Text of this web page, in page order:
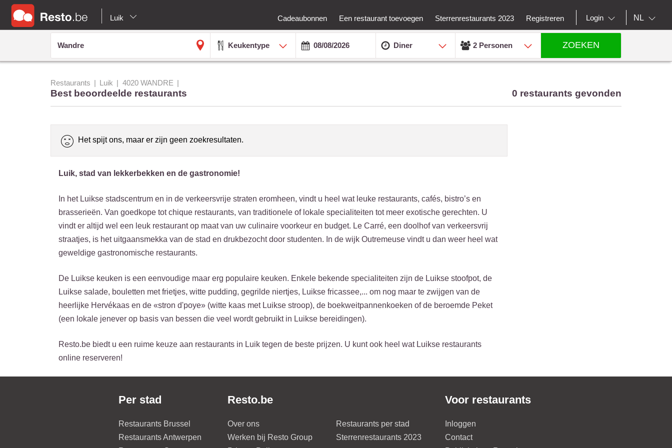
Luik Cadeaubonnen Een restaurant toevoegen Sterrenrestaurants 2023 Registreren Login NL
Keukentype Diner 2 Personen ZOEKEN
Restaurants Luik 4020 WANDRE
Best beoordeelde restaurants 0 restaurants gevonden
Het spijt ons, maar er zijn geen zoekresultaten.
Luik, stad van lekkerbekken en de gastronomie!
In het Luikse stadscentrum en in de verkeersvrije straten eromheen, vindt u heel wat leuke restaurants, cafés, bistro’s en
brasserieën. Van goedkope tot chique restaurants, van traditionele of lokale specialiteiten tot meer exotische gerechten. U
vindt er altijd wel een leuk restaurant op maat van uw culinaire voorkeur en budget. Le Carré, een doolhof van verkeersvrij
straatjes, is het uitgaansmekka van de stad en drukbezocht door studenten. In de wijk Outremeuse vindt u dan weer heel wat
geweldige gastronomische restaurants.
De Luikse keuken is een eenvoudige maar erg populaire keuken. Enkele bekende specialiteiten zijn de Luikse stoofpot, de
Luikse salade, bouletten met frietjes, witte pudding, gegrilde niertjes, Luikse fricassee,... om nog maar te zwijgen van de
heerlijke Hervékaas en de «stron d'poye» (witte kaas met Luikse stroop), de boekweitpannenkoeken of de beroemde Peket
(een lokale jenever op basis van bessen die veel wordt gebruikt in Luikse bereidingen).
Resto.be biedt u een ruime keuze aan restaurants in Luik tegen de beste prijzen. U kunt ook heel wat Luikse restaurants
online reserveren!
Per stad
Restaurants Brussel
Restaurants Antwerpen
Resto.be
Over ons
Werken bij Resto Group
Restaurants per stad
Sterrenrestaurants 2023
Voor restaurants
Inloggen
Contact